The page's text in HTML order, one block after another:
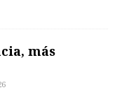
más